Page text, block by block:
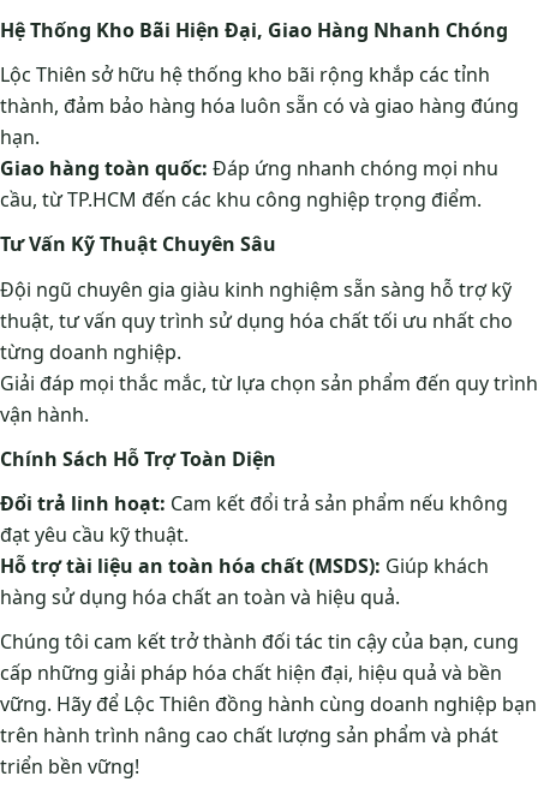
Hệ Thống Kho Bãi Hiện Đại, Giao Hàng Nhanh Chóng
Lộc Thiên sở hữu hệ thống kho bãi rộng khắp các tỉnh
thành, đảm bảo hàng hóa luôn sẵn có và giao hàng đúng
hạn.
Giao hàng toàn quốc: Đáp ứng nhanh chóng mọi nhu
cầu, từ TP.HCM đến các khu công nghiệp trọng điểm.
Tư Vấn Kỹ Thuật Chuyên Sâu
Đội ngũ chuyên gia giàu kinh nghiệm sẵn sàng hỗ trợ kỹ
thuật, tư vấn quy trình sử dụng hóa chất tối ưu nhất cho
từng doanh nghiệp.
Giải đáp mọi thắc mắc, từ lựa chọn sản phẩm đến quy trình
vận hành.
Chính Sách Hỗ Trợ Toàn Diện
Đổi trả linh hoạt: Cam kết đổi trả sản phẩm nếu không
đạt yêu cầu kỹ thuật.
Hỗ trợ tài liệu an toàn hóa chất (MSDS): Giúp khách
hàng sử dụng hóa chất an toàn và hiệu quả.
Chúng tôi cam kết trở thành đối tác tin cậy của bạn, cung
cấp những giải pháp hóa chất hiện đại, hiệu quả và bền
vững. Hãy để Lộc Thiên đồng hành cùng doanh nghiệp bạn
trên hành trình nâng cao chất lượng sản phẩm và phát
triển bền vững!